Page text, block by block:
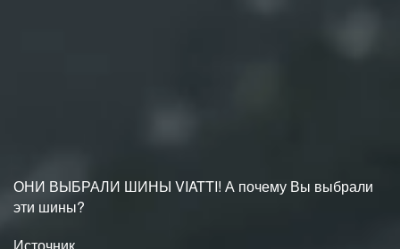
ОНИ ВЫБРАЛИ ШИНЫ VIATTI! А почему Вы выбрали
эти шины?